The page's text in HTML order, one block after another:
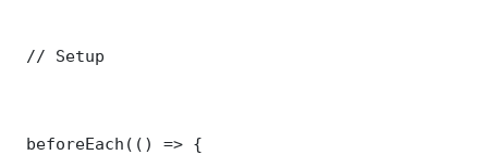
// Setup
beforeEach(() => {